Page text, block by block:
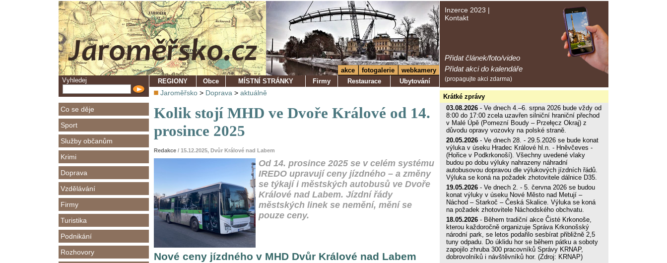
Vyhledej
Co se děje
Sport
Služby občanům
Krimi
Doprava
Vzdělávání
Firmy
Turistika
Podnikání
Rozhovory
Inzerce 2023 |
Kontakt
Přidat článek/foto/video
Přidat akci do kalendáře
(propagujte akci zdarma)
akce fotogalerie
webkamery
REGIONY
Obce MÍSTNÍ STRÁNKY Firmy Restaurace Ubytování
Jaroměřsko > Doprava > aktuálně
Kolik stojí MHD ve Dvoře Králové od 14.
prosince 2025
Redakce / 15.12.2025, Dvůr Králové nad Labem
Od 14. prosince 2025 se v celém systému
IREDO upravují ceny jízdného – a změny
se týkají i městských autobusů ve Dvoře
Králové nad Labem. Jízdní řády
městských linek se nemění, mění se
pouze ceny.
Nové ceny jízdného v MHD Dvůr Králové nad Labem
Krátké zprávy
03.08.2026 - Ve dnech 4.–6. srpna 2026 bude vždy od
8:00 do 17:00 zcela uzavřen silniční hraniční přechod
v Malé Úpě (Pomezní Boudy – Przełęcz Okraj) z
důvodu opravy vozovky na polské straně.
20.05.2026 - Ve dnech 28. - 29.5.2026 se bude konat
výluka v úseku Hradec Králové hl.n. - Hněvčeves -
(Hořice v Podkrkonoší). Všechny uvedené vlaky
budou po dobu výluky nahrazeny náhradní
autobusovou dopravou dle výlukových jízdních řádů.
Výluka se koná na požadek zhotovitele dálnice D35.
19.05.2026 - Ve dnech 2. - 5. června 2026 se budou
konat výluky v úseku Nové Město nad Metují –
Náchod – Starkoč – Česká Skalice. Výluka se koná
na požadek zhotovitele Náchodského obchvatu.
18.05.2026 - Během tradiční akce Čisté Krkonoše,
kterou každoročně organizuje Správa Krkonošský
národní park, se letos podařilo sesbírat přibližně 2,5
tuny odpadu. Do úklidu hor se během pátku a soboty
zapojilo zhruba 300 pracovníků Správy KRNAP,
dobrovolníků i návštěvníků hor. (Zdroj: KRNAP)